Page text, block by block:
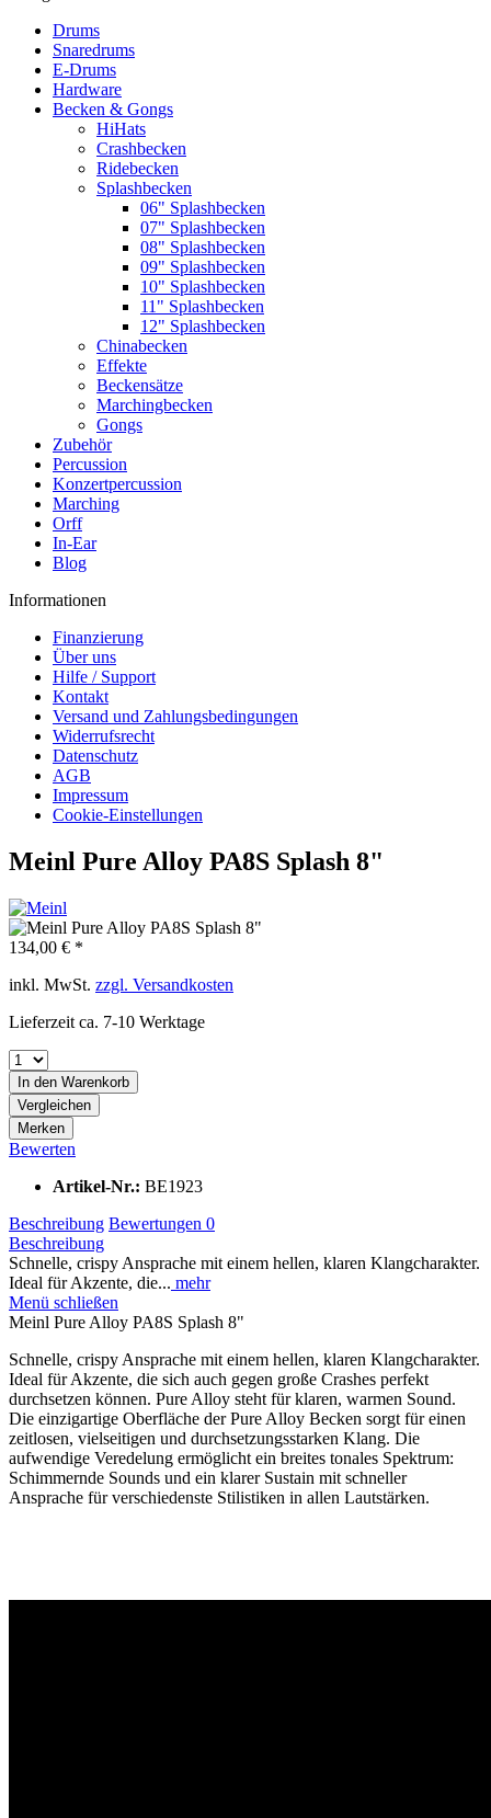
Drums
Snaredrums
E-Drums
Hardware
Becken & Gongs
HiHats
Crashbecken
Ridebecken
Splashbecken
06" Splashbecken
07" Splashbecken
08" Splashbecken
09" Splashbecken
10" Splashbecken
11" Splashbecken
12" Splashbecken
Chinabecken
Effekte
Beckensätze
Marchingbecken
Gongs
Zubehör
Percussion
Konzertpercussion
Marching
Orff
In-Ear
Blog
Informationen
Finanzierung
Über uns
Hilfe / Support
Kontakt
Versand und Zahlungsbedingungen
Widerrufsrecht
Datenschutz
AGB
Impressum
Cookie-Einstellungen
Meinl Pure Alloy PA8S Splash 8"
134,00 € *
inkl. MwSt. zzgl. Versandkosten
Lieferzeit ca. 7-10 Werktage
In den Warenkorb
Vergleichen
Merken
Bewerten
Artikel-Nr.: BE1923
Beschreibung Bewertungen 0
Beschreibung
Schnelle, crispy Ansprache mit einem hellen, klaren Klangcharakter.
Ideal für Akzente, die... mehr
Menü schließen
Meinl Pure Alloy PA8S Splash 8"
Schnelle, crispy Ansprache mit einem hellen, klaren Klangcharakter.
Ideal für Akzente, die sich auch gegen große Crashes perfekt
durchsetzen können. Pure Alloy steht für klaren, warmen Sound.
Die einzigartige Oberfläche der Pure Alloy Becken sorgt für einen
zeitlosen, vielseitigen und durchsetzungsstarken Klang. Die
aufwendige Veredelung ermöglicht ein breites tonales Spektrum:
Schimmernde Sounds und ein klarer Sustain mit schneller
Ansprache für verschiedenste Stilistiken in allen Lautstärken.